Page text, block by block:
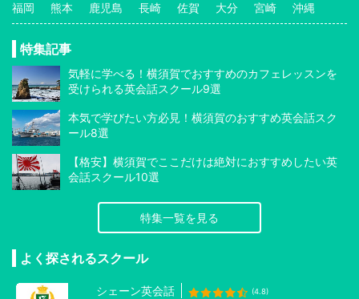
福岡 熊本 鹿児島 長崎 佐賀 大分 宮崎 沖縄
特集記事
気軽に学べる！横須賀でおすすめのカフェレッスンを
受けられる英会話スクール9選
本気で学びたい方必見！横須賀のおすすめ英会話スク
ール8選
【格安】横須賀でここだけは絶対におすすめしたい英
会話スクール10選
特集一覧を見る
よく探されるスクール
シェーン英会話 (4.8)